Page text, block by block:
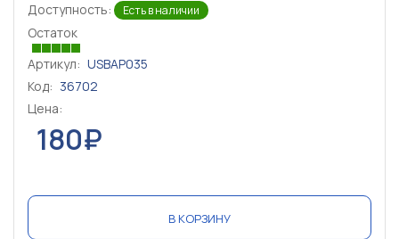
Доступность: Есть в наличии
Остаток
Артикул: USBAP035
Код: 36702
Цена:
180₽
В КОРЗИНУ